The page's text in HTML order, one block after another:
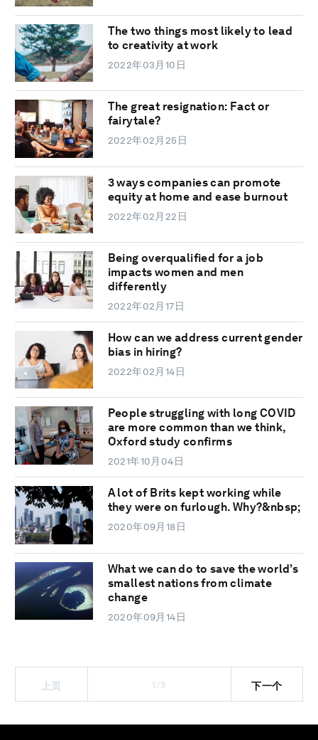
The two things most likely to lead
to creativity at work
2022年03月10日
The great resignation: Fact or
fairytale?
2022年02月25日
3 ways companies can promote
equity at home and ease burnout
2022年02月22日
Being overqualified for a job
impacts women and men
differently
2022年02月17日
How can we address current gender
bias in hiring?
2022年02月14日
People struggling with long COVID
are more common than we think,
Oxford study confirms
2021年10月04日
A lot of Brits kept working while
they were on furlough. Why?&nbsp;
2020年09月18日
What we can do to save the world’s
smallest nations from climate
change
2020年09月14日
上页 1/3 下一个